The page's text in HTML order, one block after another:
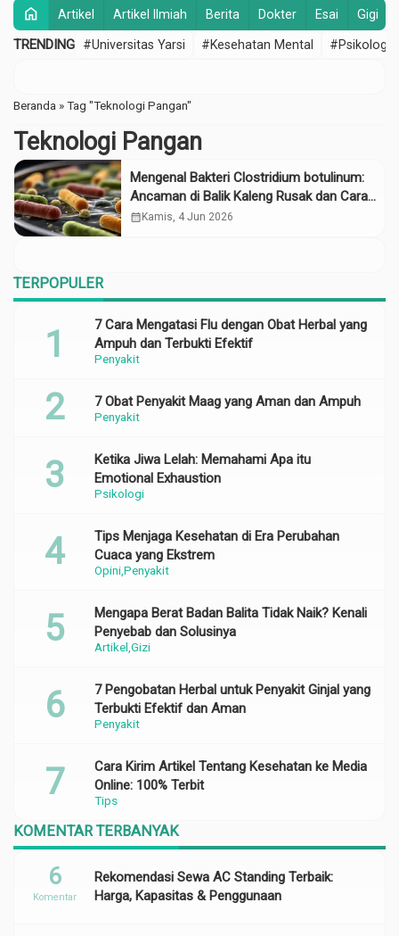
home Artikel Artikel Ilmiah Berita Dokter Esai Gigi
TRENDING #Universitas Yarsi #Kesehatan Mental #Psikologi
Beranda »Tag "Teknologi Pangan"
Teknologi Pangan
Mengenal Bakteri Clostridium botulinum:
Ancaman di Balik Kaleng Rusak dan Cara
Ampuh Menginaktivasinya
calendar_month Kamis, 4 Jun 2026
TERPOPULER
Penyakit
7 Cara Mengatasi Flu dengan Obat Herbal yang
Ampuh dan Terbukti Efektif
Penyakit
7 Obat Penyakit Maag yang Aman dan Ampuh
Psikologi
Ketika Jiwa Lelah: Memahami Apa itu
Emotional Exhaustion
OpiniPenyakit
Tips Menjaga Kesehatan di Era Perubahan
Cuaca yang Ekstrem
Artikel Gizi
Mengapa Berat Badan Balita Tidak Naik? Kenali
Penyebab dan Solusinya
Penyakit
7 Pengobatan Herbal untuk Penyakit Ginjal yang
Terbukti Efektif dan Aman
Tips
Cara Kirim Artikel Tentang Kesehatan ke Media
Online: 100% Terbit
KOMENTAR TERBANYAK
Rekomendasi Sewa AC Standing Terbaik:
Harga, Kapasitas & Penggunaan
6
Komentar